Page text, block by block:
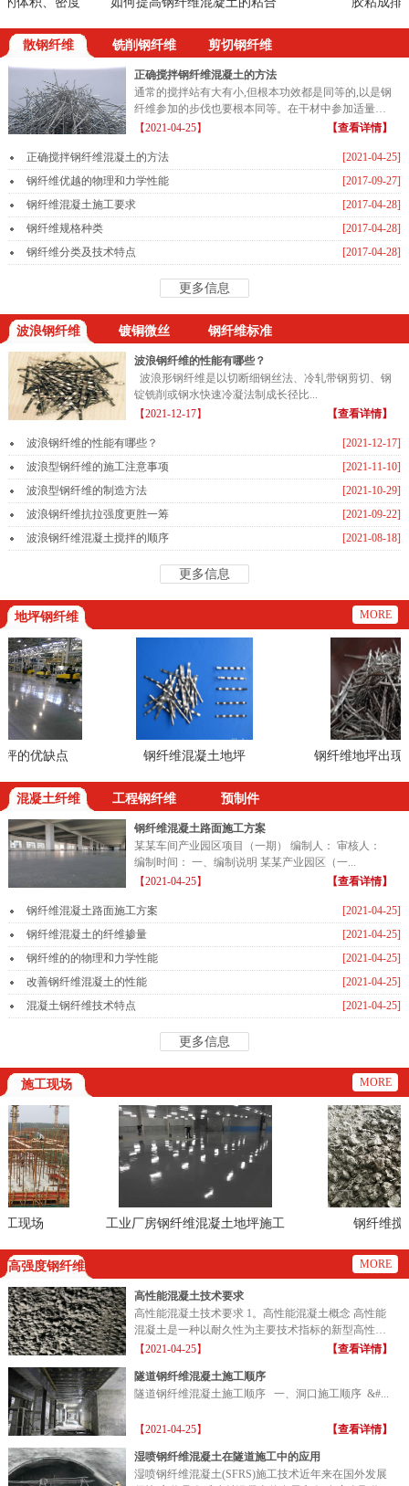
散钢纤维 铣削钢纤维 剪切钢纤维
正确搅拌钢纤维混凝土的方法
通常的搅拌站有大有小,但根本功效都是同等的,以是钢
纤维参加的步伐也要根本同等。在干材中参加适量的
钢纤维...
【2021-04-25】 【查看详情】
[2021-04-25]
正确搅拌钢纤维混凝土的方法
[2017-09-27]
钢纤维优越的物理和力学性能
[2017-04-28]
钢纤维混凝土施工要求
[2017-04-28]
钢纤维规格种类
[2017-04-28]
钢纤维分类及技术特点
更多信息
波浪钢纤维 镀铜微丝 钢纤维标准
波浪钢纤维的性能有哪些？
波浪形钢纤维是以切断细钢丝法、冷轧带钢剪切、钢
锭铣削或钢水快速冷凝法制成长径比...
【2021-12-17】
【查看详情】
[2021-12-17]
波浪钢纤维的性能有哪些？
[2021-11-10]
波浪型钢纤维的施工注意事项
[2021-10-29]
波浪型钢纤维的制造方法
[2021-09-22]
波浪钢纤维抗拉强度更胜一筹
[2021-08-18]
波浪钢纤维混凝土搅拌的顺序
更多信息
地坪钢纤维 MORE
优缺点 钢纤维混凝土地坪 钢纤维地坪出现裂
混凝土纤维 工程钢纤维 预制件
钢纤维混凝土路面施工方案
某某车间产业园区项目（一期） 编制人： 审核人：
编制时间： 一、编制说明 某某产业园区（一...
【2021-04-25】
【查看详情】
[2021-04-25]
钢纤维混凝土路面施工方案
[2021-04-25]
钢纤维混凝土的纤维掺量
[2021-04-25]
钢纤维的的物理和力学性能
[2021-04-25]
改善钢纤维混凝土的性能
[2021-04-25]
混凝土钢纤维技术特点
更多信息
施工现场 MORE
场
工业厂房钢纤维混凝土地坪施工
钢纤维搅拌
高强度钢纤维 MORE
高性能混凝土技术要求
高性能混凝土技术要求 1。高性能混凝土概念 高性能
混凝土是一种以耐久性为主要技术指标的新型高性能
混凝土...
【2021-04-25】 【查看详情】
隧道钢纤维混凝土施工顺序
隧道钢纤维混凝土施工顺序 一、洞口施工顺序 &#...
【2021-04-25】 【查看详情】
湿喷钢纤维混凝土在隧道施工中的应用
湿喷钢纤维混凝土(SFRS)施工技术近年来在国外发展